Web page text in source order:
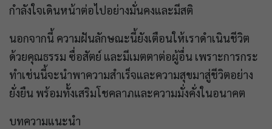
กำลังใจเดินหน้าต่อไปอย่างมั่นคงและมีสติ
นอกจากนี้ ความฝันลักษณะนี้ยังเตือนให้เราดำเนินชีวิต
ด้วยคุณธรรม ซื่อสัตย์ และมีเมตตาต่อผู้อื่น เพราะการกระ
ทำเช่นนี้จะนำพาความสำเร็จและความสุขมาสู่ชีวิตอย่าง
ยั่งยืน พร้อมทั้งเสริมโชคลาภและความมั่งคั่งในอนาคต
บทความแนะนำ